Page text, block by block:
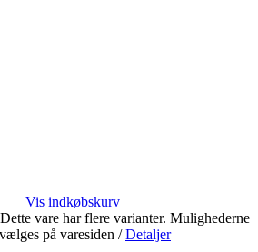
Vis indkøbskurv
Dette vare har flere varianter. Mulighederne
på varesiden / Detaljer